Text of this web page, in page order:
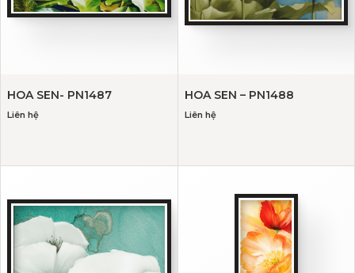
HOA SEN- PN1487
Liên hệ
HOA SEN – PN1488
Liên hệ